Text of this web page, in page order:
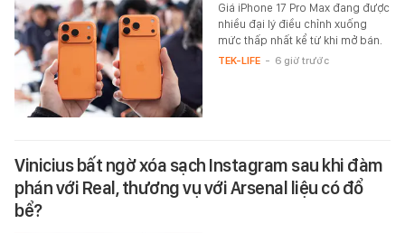
Giá iPhone 17 Pro Max đang được
nhiều đại lý điều chỉnh xuống
mức thấp nhất kể từ khi mở bán.
TEK-LIFE - 6 giờ trước
Vinicius bất ngờ xóa sạch Instagram sau khi đàm
phán với Real, thương vụ với Arsenal liệu có đổ
bể?